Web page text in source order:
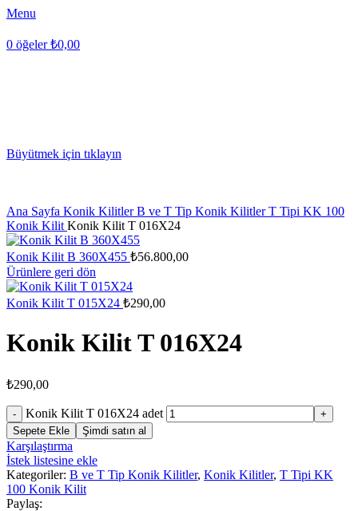
Menu
0 öğeler ₺0,00
Büyütmek için tıklayın
Ana Sayfa Konik KilitlerB ve T Tip Konik KilitlerT Tipi KK 100
Konik Kilit Konik Kilit T 016X24
Konik Kilit B 360X455 ₺56.800,00
Ürünlere geri dön
Konik Kilit T 015X24 ₺290,00
Konik Kilit T 016X24
₺290,00
Konik Kilit T 016X24 adet
Sepete Ekle Şimdi satın al
Karşılaştırma
İstek listesine ekle
Kategoriler: B ve T Tip Konik Kilitler, Konik Kilitler, T Tipi KK
100 Konik Kilit
Paylaş: